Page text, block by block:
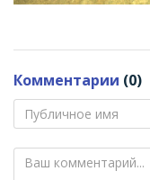
Комментарии (0)